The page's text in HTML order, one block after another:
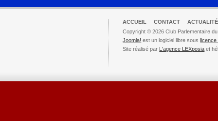
ACCUEIL CONTACT
Copyright © 2026 Club Parlementaire
Joomla! est un logiciel libre souslicence
Site réalisé par L'agence LEXposia et